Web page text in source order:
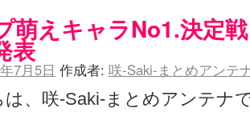
萌えキャラNo1.決定
表
7月5日 作成者: 咲-Saki-まとめアンテ
は、咲-Saki-まとめアンテ